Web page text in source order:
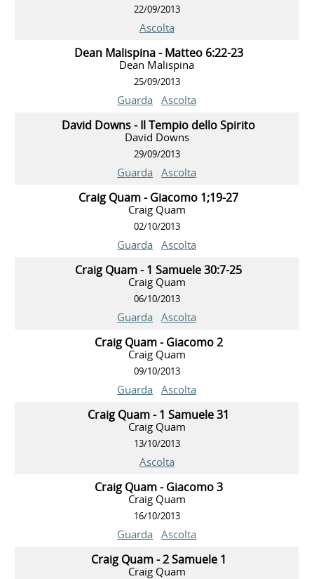
22/09/2013
Ascolta
Dean Malispina - Matteo 6:22-23
Dean Malispina
25/09/2013
Guarda Ascolta
David Downs - Il Tempio dello Spirito
David Downs
29/09/2013
Guarda Ascolta
Craig Quam - Giacomo 1;19-27
Craig Quam
02/10/2013
Guarda Ascolta
Craig Quam - 1 Samuele 30:7-25
Craig Quam
06/10/2013
Guarda Ascolta
Craig Quam - Giacomo 2
Craig Quam
09/10/2013
Guarda Ascolta
Craig Quam - 1 Samuele 31
Craig Quam
13/10/2013
Ascolta
Craig Quam - Giacomo 3
Craig Quam
16/10/2013
Guarda Ascolta
Craig Quam - 2 Samuele 1
Craig Quam